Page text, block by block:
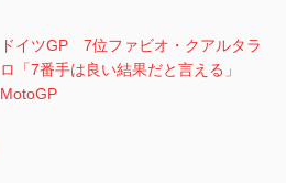
ドイツGP 7位ファビオ・クアルタラ
ロ「7番手は良い結果だと言える」
MotoGP